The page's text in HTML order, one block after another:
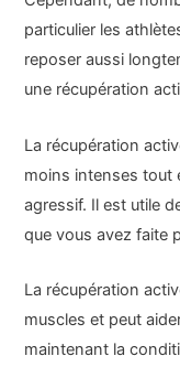
particulier les
reposer aussi
une récupération
La récupération
moins intenses tout
agressif. Il est utile
que vous avez faite
La récupération
muscles et peut
maintenant la